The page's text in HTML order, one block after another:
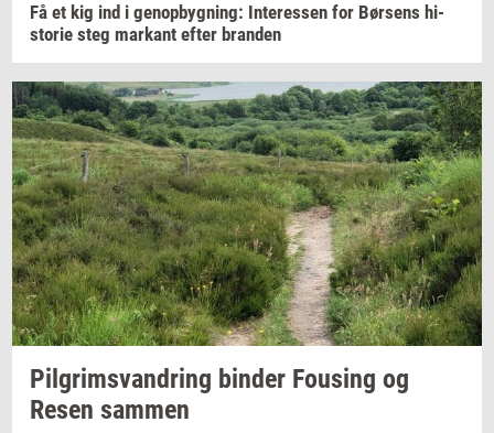
Få et kig ind i genop­byg­ning: In­ter­es­sen for Bør­sens hi­
sto­rie steg mar­kant efter bran­den
Pil­grims­van­dring bin­der Fou­sing og
Resen sam­men